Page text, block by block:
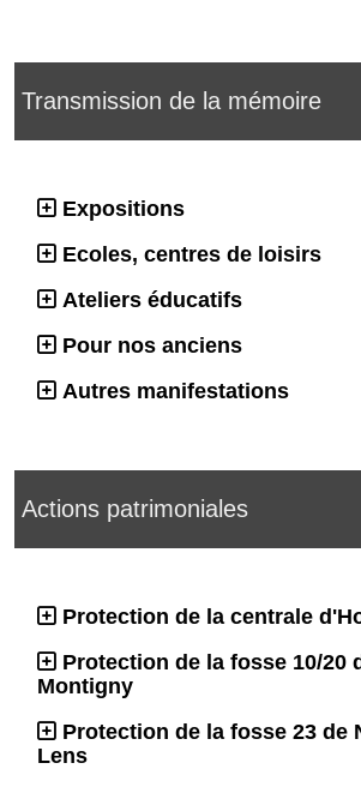
Transmission de la mémoire
Expositions
Ecoles, centres de loisirs
Ateliers éducatifs
Pour nos anciens
Autres manifestations
Actions patrimoniales
Protection de la centrale
Protection de la fosse 10/20
Montigny
Protection de la fosse 23 de
Lens